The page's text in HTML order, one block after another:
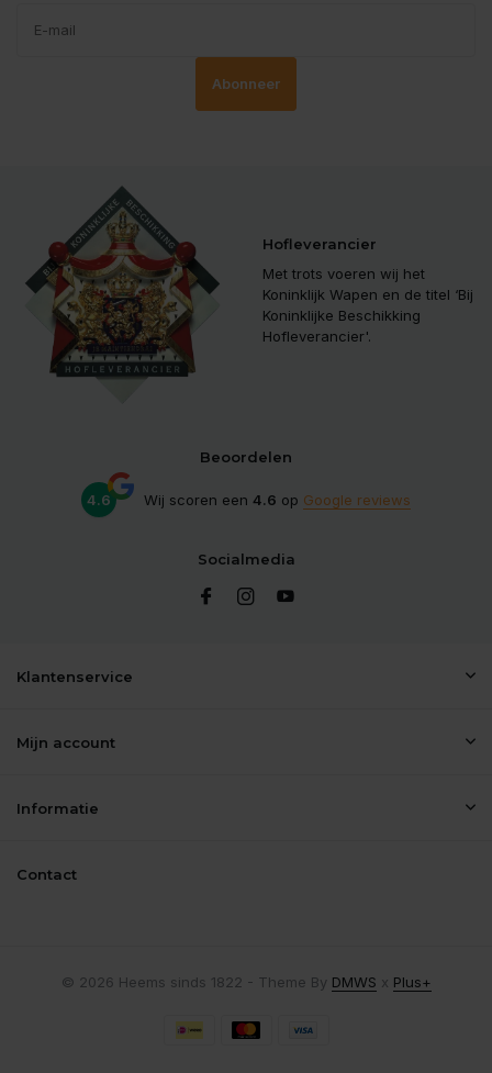
Abonneer
Hofleverancier
Met trots voeren wij het
Koninklijk Wapen en de titel ‘Bij
Koninklijke Beschikking
Hofleverancier'.
Beoordelen
4.6 Wij scoren een 4.6 op Google reviews
Socialmedia
Klantenservice
Mijn account
Informatie
Contact
© 2026 Heems sinds 1822 - Theme By DMWS x Plus+